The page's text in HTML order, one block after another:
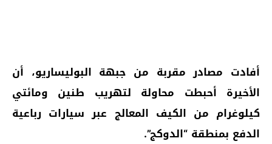
أفادت مصادر مقربة من جبهة البوليساريو، أن
الأخيرة أحبطت محاولة لتهريب طنين ومائتي
كيلوغرام من الكيف المعالج عبر سيارات رباعية
الدفع بمنطقة “الدوكج”.